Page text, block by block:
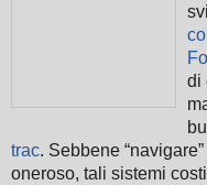
di
trac. Sebbene
oneroso, tali sistemi